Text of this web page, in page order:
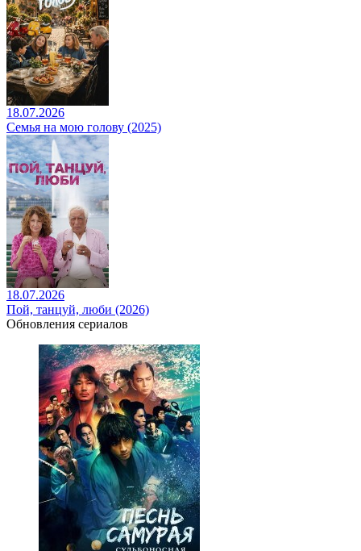
18.07.2026
Семья на мою голову (2025)
18.07.2026
Пой, танцуй, люби (2026)
Обновления сериалов